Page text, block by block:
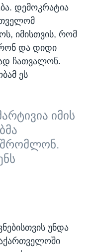
დემოკრატია
იმისთვის, რომ
და დიდი
ჩათვალონ.
ეს
იმის
უნდა